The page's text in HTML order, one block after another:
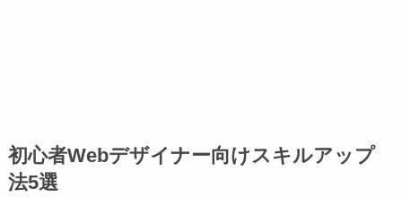
初心者Webデザイナー向けスキルアップ
法5選